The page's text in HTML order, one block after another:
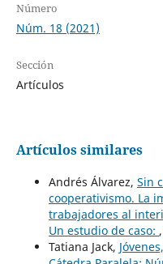
Número
Núm. 18 (2021)
Sección
Artículos
Artículos similares
Andrés Álvarez, Sin
cooperativismo. La
trabajadores al
Un estudio de caso: ,
Tatiana Jack,